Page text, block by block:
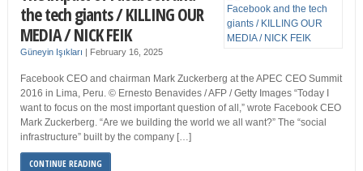
the tech giants / KILLING OUR
MEDIA / NICK FEIK
Güneyin Işıkları | February 16, 2025
Facebook CEO and chairman Mark Zuckerberg at the APEC CEO Summit
2016 in Lima, Peru. © Ernesto Benavides / AFP / Getty Images “Today I
want to focus on the most important question of all,” wrote Facebook CEO
Mark Zuckerberg. “Are we building the world we all want?” The “social
infrastructure” built by the company […]
CONTINUE READING